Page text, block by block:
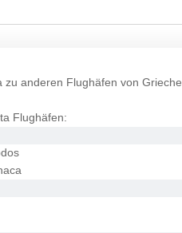
anderen Flughäfen von
Flughäfen: